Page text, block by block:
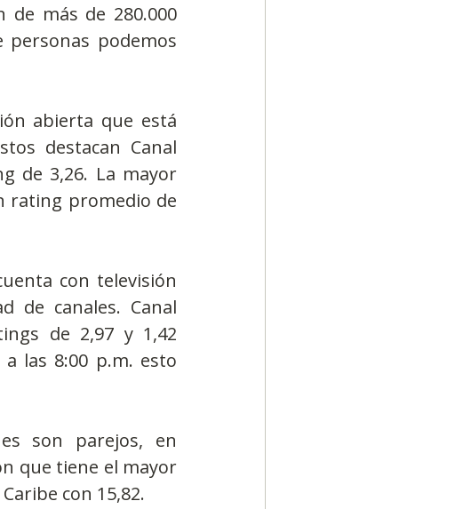
más de 280.000
personas podemos
abierta que está
destacan Canal
de 3,26. La mayor
rating promedio de
con televisión
de canales. Canal
de 2,97 y 1,42
las 8:00 p.m. esto
son parejos, en
que tiene el mayor
con 15,82.